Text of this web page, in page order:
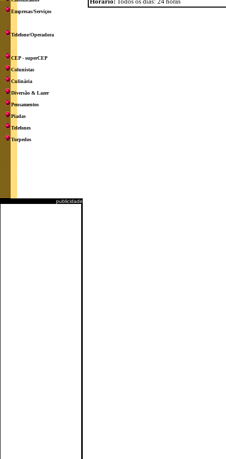
Empresas/Serviços
Telefone/Operadora
CEP - superCEP
Colunistas
Culinária
Diversão & Lazer
Pensamentos
Piadas
Telefones
Torpedos
publicidade